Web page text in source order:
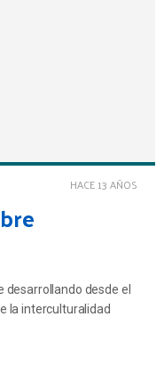
HACE 13 AÑOS
desarrollando desde el
la interculturalidad